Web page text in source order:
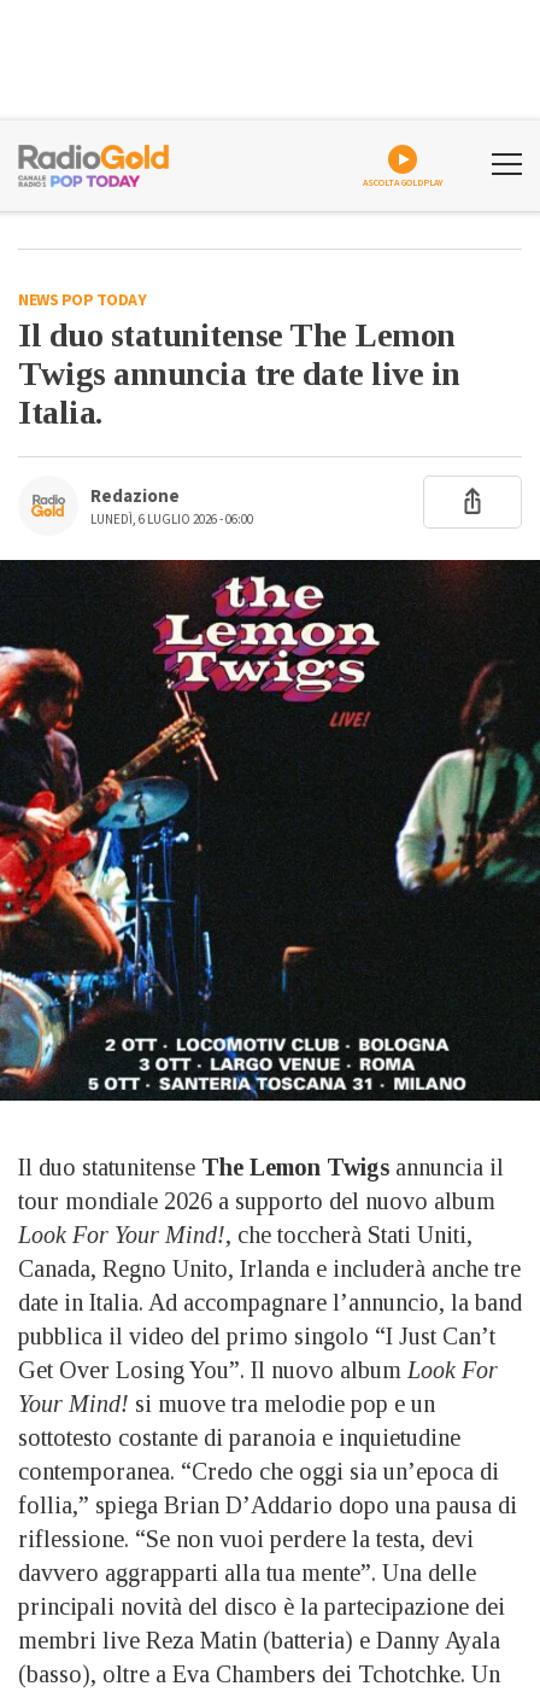
ASCOLTA GOLDPLAY
NEWS POP TODAY
Il duo statunitense The Lemon
Twigs annuncia tre date live in
Italia.
Redazione
LUNEDÌ, 6 LUGLIO 2026 - 06:00
Il duo statunitense The Lemon Twigs annuncia il
tour mondiale 2026 a supporto del nuovo album
Look For Your Mind!, che toccherà Stati Uniti,
Canada, Regno Unito, Irlanda e includerà anche tre
date in Italia. Ad accompagnare l’annuncio, la band
pubblica il video del primo singolo “I Just Can’t
Get Over Losing You”. Il nuovo album Look For
Your Mind! si muove tra melodie pop e un
sottotesto costante di paranoia e inquietudine
contemporanea. “Credo che oggi sia un’epoca di
follia,” spiega Brian D’Addario dopo una pausa di
riflessione. “Se non vuoi perdere la testa, devi
davvero aggrapparti alla tua mente”. Una delle
principali novità del disco è la partecipazione dei
membri live Reza Matin (batteria) e Danny Ayala
(basso), oltre a Eva Chambers dei Tchotchke. Un